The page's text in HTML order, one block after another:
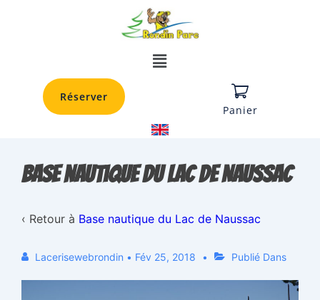
Réserver
Panier
Base nautique du Lac de Naussac
‹ Retour à Base nautique du Lac de Naussac
Lacerisewebrondin • Fév 25, 2018 Publié Dans